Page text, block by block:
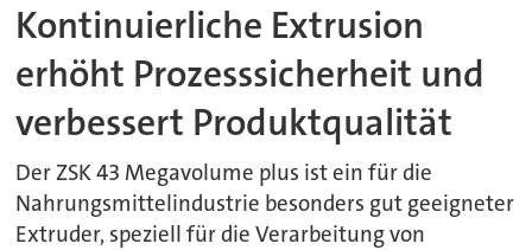
Kontinuierliche Extrusion
erhöht Prozesssicherheit und
verbessert Produktqualität
Der ZSK 43 Megavolume plus ist ein für die
Nahrungsmittelindustrie besonders gut geeigneter
Extruder, speziell für die Verarbeitung von